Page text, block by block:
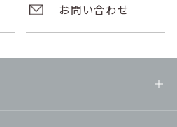
お問い合わせ